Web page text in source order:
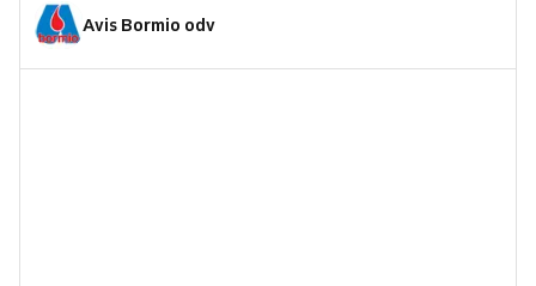
Avis Bormio odv